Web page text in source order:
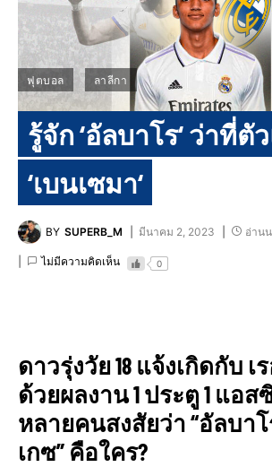
ฟุตบอล ลาลีกา
รู้จัก​ ‘อัลบาโร​‘ ว่าที่ตั
‘เบนเซมา​‘
BY SUPERB_M มีนาคม 2, 2023 อ่าน
ไม่มีความคิดเห็น 0
ดาวรุ่งวัย​ 18​ แจ้งเกิดกับ
ด้วยผลงาน​ 1​ ประตู​ 1​ แอ
หลายคนสงสัยว่า “อัลบาโ
เกซ” คือใคร?